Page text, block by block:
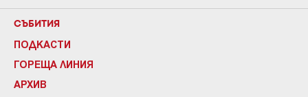
СЪБИТИЯ
ПОДКАСТИ
ГОРЕЩА ЛИНИЯ
АРХИВ